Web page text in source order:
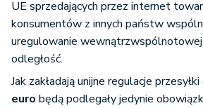
UE sprzedających przez internet
konsumentów z innych państw
uregulowanie wewnątrzwspólnotowej
odległość.
Jak zakładają unijne regulacje
euro będą podlegały jedynie